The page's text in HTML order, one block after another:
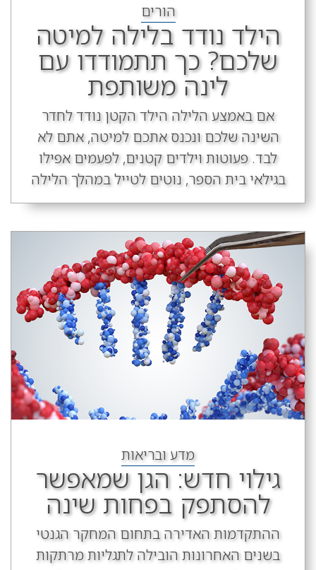
הורים
הילד נודד בלילה למיטה
שלכם? כך תתמודדו עם
לינה משותפת
אם באמצע הלילה הילד הקטן נודד לחדר
השינה שלכם ונכנס אתכם למיטה, אתם לא
לבד. פעוטות וילדים קטנים, לפעמים אפילו
בגילאי בית הספר, נוטים לטייל במהלך הלילה
מדע ובריאות
גילוי חדש: הגן שמאפשר
להסתפק בפחות שינה
ההתקדמות האדירה בתחום המחקר הגנטי
בשנים האחרונות הובילה לתגליות מרתקות